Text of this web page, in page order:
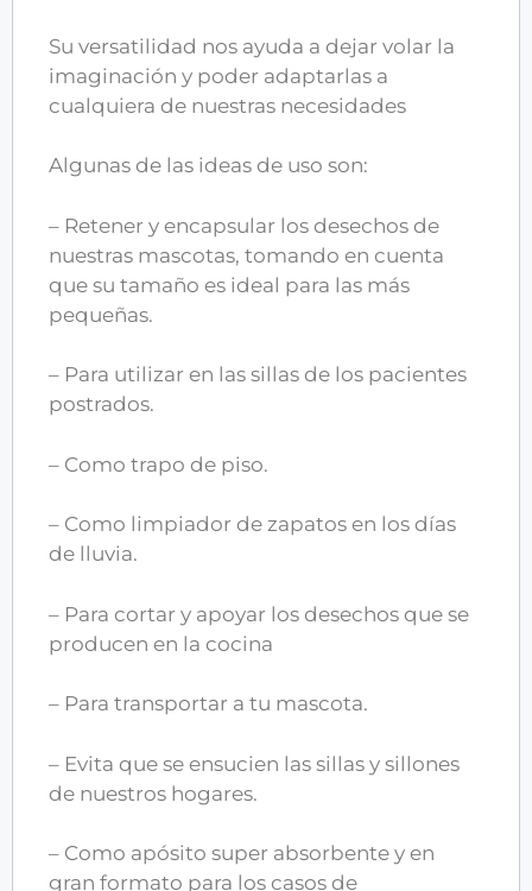
Su versatilidad nos ayuda a dejar volar la
imaginación y poder adaptarlas a
cualquiera de nuestras necesidades
Algunas de las ideas de uso son:
– Retener y encapsular los desechos de
nuestras mascotas, tomando en cuenta
que su tamaño es ideal para las más
pequeñas.
– Para utilizar en las sillas de los pacientes
postrados.
– Como trapo de piso.
– Como limpiador de zapatos en los días
de lluvia.
– Para cortar y apoyar los desechos que se
producen en la cocina
– Para transportar a tu mascota.
– Evita que se ensucien las sillas y sillones
de nuestros hogares.
– Como apósito super absorbente y en
gran formato para los casos de